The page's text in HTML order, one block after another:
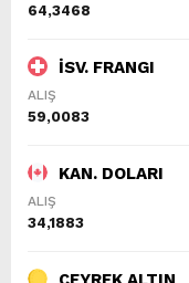
64,3468
İSV. FRANGI
ALIŞ
59,0083
KAN. DOLARI
ALIŞ
34,1883